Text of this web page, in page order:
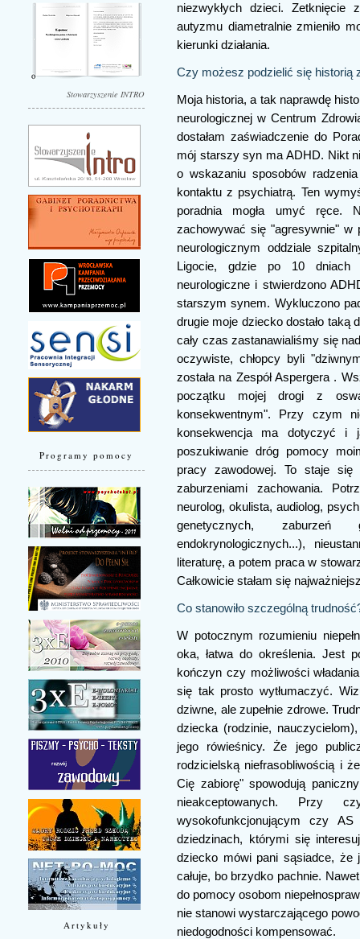
Stowarzyszenie INTRO
Programy pomocy
Artykuły
niezwykłych dzieci. Zetknięcie
autyzmu diametralnie zmieniło
kierunki działania.
Czy możesz podzielić się historią
Moja historia, a tak naprawdę
neurologicznej w Centrum
dostałam zaświadczenie do
mój starszy syn ma ADHD. Nikt
o wskazaniu sposobów
kontaktu z psychiatrą. Ten
poradnia mogła umyć ręce.
zachowywać się "agresywnie" w
neurologicznym oddziale
Ligocie, gdzie po 10 dniach
neurologiczne i stwierdzono
starszym synem. Wykluczono
drugie moje dziecko dostało taką
cały czas zastanawialiśmy się
oczywiste, chłopcy byli
została na Zespół Aspergera .
początku mojej drogi z
konsekwentnym". Przy czym
konsekwencja ma dotyczyć i
poszukiwanie dróg pomocy
pracy zawodowej. To staje
zaburzeniami zachowania.
neurolog, okulista, audiolog,
genetycznych, zaburzeń
endokrynologicznych...),
literaturę, a potem praca w
Całkowicie stałam się
Co stanowiło szczególną
W potocznym rozumieniu
oka, łatwa do określenia. Jest
kończyn czy możliwości
się tak prosto wytłumaczyć.
dziwne, ale zupełnie zdrowe.
dziecka (rodzinie,
jego rówieśnicy. Że jego
rodzicielską niefrasobliwością i
Cię zabiorę" spowodują
nieakceptowanych. Przy
wysokofunkcjonującym czy
dziedzinach, którymi się
dziecko mówi pani sąsiadce,
całuje, bo brzydko pachnie.
do pomocy osobom
nie stanowi wystarczającego
niedogodności kompensować.